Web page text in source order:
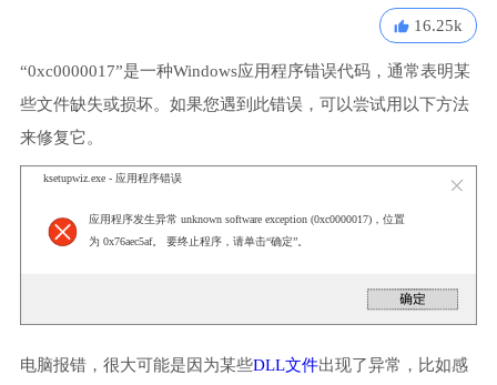
16.25k
“0xc0000017”是一种Windows应用程序错误代码，通常表明某
些文件缺失或损坏。如果您遇到此错误，可以尝试用以下方法
来修复它。
ksetupwiz.exe - 应用程序错误
应用程序发生异常 unknown software exception (0xc0000017)，位置
为 0x76aec5af。 要终止程序，请单击“确定”。
电脑报错，很大可能是因为某些DLL文件出现了异常，比如感